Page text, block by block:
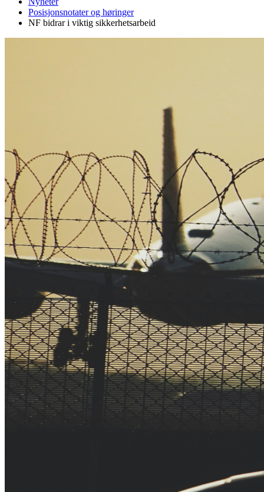
Posisjonsnotater og høringer
NF bidrar i viktig sikkerhetsarbeid